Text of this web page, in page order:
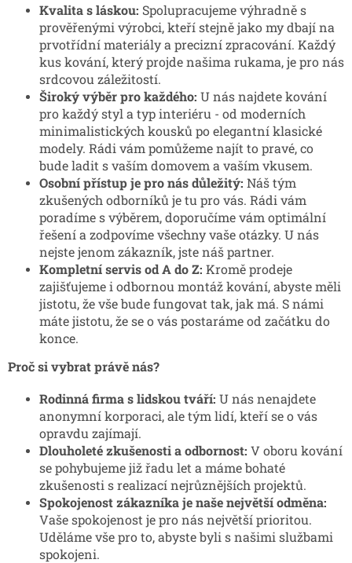
Kvalita s láskou: Spolupracujeme výhradně s
prověřenými výrobci, kteří stejně jako my dbají na
prvotřídní materiály a precizní zpracování. Každý
kus kování, který projde našima rukama, je pro nás
srdcovou záležitostí.
Široký výběr pro každého: U nás najdete kování
pro každý styl a typ interiéru - od moderních
minimalistických kousků po elegantní klasické
modely. Rádi vám pomůžeme najít to pravé, co
bude ladit s vaším domovem a vaším vkusem.
Osobní přístup je pro nás důležitý: Náš tým
zkušených odborníků je tu pro vás. Rádi vám
poradíme s výběrem, doporučíme vám optimální
řešení a zodpovíme všechny vaše otázky. U nás
nejste jenom zákazník, jste náš partner.
Kompletní servis od A do Z: Kromě prodeje
zajišťujeme i odbornou montáž kování, abyste měli
jistotu, že vše bude fungovat tak, jak má. S námi
máte jistotu, že se o vás postaráme od začátku do
konce.
Proč si vybrat právě nás?
Rodinná firma s lidskou tváří: U nás nenajdete
anonymní korporaci, ale tým lidí, kteří se o vás
opravdu zajímají.
Dlouholeté zkušenosti a odbornost: V oboru kování
se pohybujeme již řadu let a máme bohaté
zkušenosti s realizací nejrůznějších projektů.
Spokojenost zákazníka je naše největší odměna:
Vaše spokojenost je pro nás největší prioritou.
Uděláme vše pro to, abyste byli s našimi službami
spokojeni.